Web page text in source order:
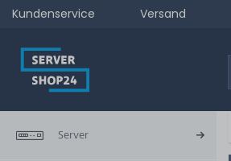
Kundenservice Versand
Server